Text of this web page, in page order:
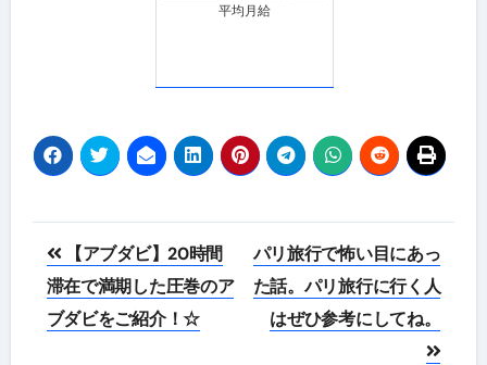
平均月給
投
稿
ナ
【アブダビ】20時間
滞在で満期した圧巻のア
ブダビをご紹介！☆
パリ旅行で怖い目にあっ
た話。パリ旅行に行く人
はぜひ参考にしてね。